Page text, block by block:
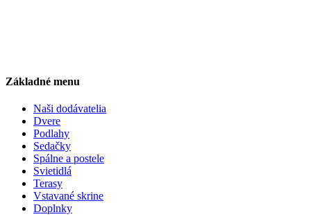
Základné menu
Naši dodávatelia
Dvere
Podlahy
Sedačky
Spálne a postele
Svietidlá
Terasy
Vstavané skrine
Doplnky